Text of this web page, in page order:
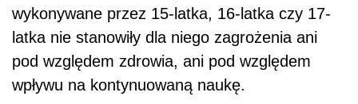
wykonywane przez 15-latka, 16-latka czy 17-
latka nie stanowiły dla niego zagrożenia ani
pod względem zdrowia, ani pod względem
wpływu na kontynuowaną naukę.